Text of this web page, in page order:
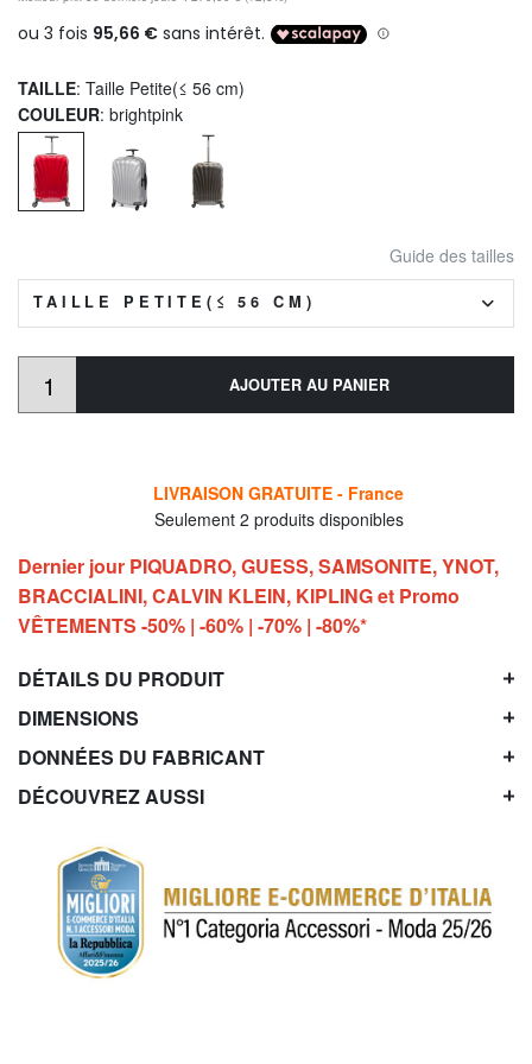
TAILLE: Taille Petite(≤ 56 cm)
COULEUR: brightpink
Guide des tailles
TAILLE PETITE(≤ 56 CM)
AJOUTER AU PANIER
LIVRAISON GRATUITE - France
Seulement 2 produits disponibles
Dernier jour PIQUADRO, GUESS, SAMSONITE, YNOT,
BRACCIALINI, CALVIN KLEIN, KIPLING et Promo
VÊTEMENTS -50% | -60% | -70% | -80%*
DÉTAILS DU PRODUIT
DIMENSIONS
DONNÉES DU FABRICANT
DÉCOUVREZ AUSSI